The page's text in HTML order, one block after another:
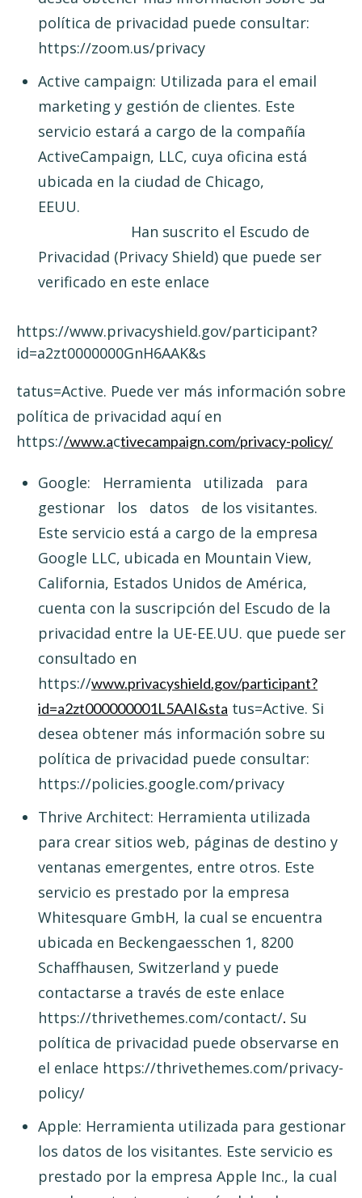
política de privacidad puede consultar:
https://zoom.us/privacy
Active campaign: Utilizada para el email
marketing y gestión de clientes. Este
servicio estará a cargo de la compañía
ActiveCampaign, LLC, cuya oficina está
ubicada en la ciudad de Chicago,
EEUU.
Han suscrito el Escudo de
Privacidad (Privacy Shield) que puede ser
verificado en este enlace
https://www.privacyshield.gov/participant?
id=a2zt0000000GnH6AAK&s
tatus=Active. Puede ver más información sobre
política de privacidad aquí en
https://www.activecampaign.com/privacy-policy/
Google: Herramienta utilizada para
gestionar los datos de los visitantes.
Este servicio está a cargo de la empresa
Google LLC, ubicada en Mountain View,
California, Estados Unidos de América,
cuenta con la suscripción del Escudo de la
privacidad entre la UE-EE.UU. que puede ser
consultado en
https://www.privacyshield.gov/participant?
id=a2zt000000001L5AAI&sta tus=Active. Si
desea obtener más información sobre su
política de privacidad puede consultar:
https://policies.google.com/privacy
Thrive Architect: Herramienta utilizada
para crear sitios web, páginas de destino y
ventanas emergentes, entre otros. Este
servicio es prestado por la empresa
Whitesquare GmbH, la cual se encuentra
ubicada en Beckengaesschen 1, 8200
Schaffhausen, Switzerland y puede
contactarse a través de este enlace
https://thrivethemes.com/contact/. Su
política de privacidad puede observarse en
el enlace https://thrivethemes.com/privacy-
policy/
Apple: Herramienta utilizada para gestionar
los datos de los visitantes. Este servicio es
prestado por la empresa Apple Inc., la cual